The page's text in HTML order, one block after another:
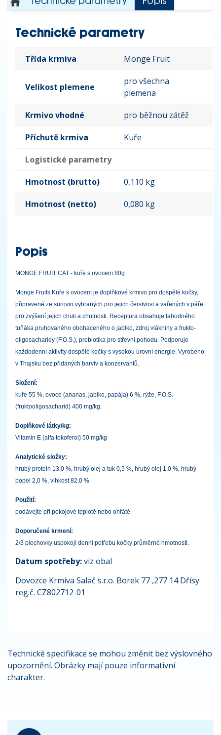
Technické parametry
Třída krmiva Monge Fruit
Velikost plemene
pro všechna
plemena
Krmivo vhodné pro běžnou zátěž
Příchutě krmiva Kuře
Logistické parametry
Hmotnost (brutto) 0,110 kg
Hmotnost (netto) 0,080 kg
Popis
MONGE FRUIT CAT - kuře s ovocem 80g
Monge Fruits Kuře s ovocem je doplňkové krmivo pro dospělé kočky,
připravené ze surovin vybraných pro jejich čerstvost a vařených v páře
pro zvýšení jejich chuti a chutnosti. Receptura obsahuje lahodného
tuňáka pruhovaného obohaceného o jablko, zdroj vlákniny a frukto-
oligosacharidy (F.O.S.), prebiotika pro střevní pohodu. Podporuje
každodenní aktivity dospělé kočky s vysokou úrovní energie. Vyrobeno
v Thajsku bez přidaných barviv a konzervantů.
Složení:
kuře 55 %, ovoce (ananas, jablko, papája) 6 %, rýže, F.O.S.
(fruktooligosacharid) 400 mg/kg.
Doplňkové látky/kg:
Vitamin E (alfa tokoferol) 50 mg/kg
Analytické složky:
hrubý protein 13,0 %, hrubý olej a tuk 0,5 %, hrubý olej 1,0 %, hrubý
popel 2,0 %, vlhkost 82,0 %
Použití:
podávejte při pokojové teplotě nebo ohřáté.
Doporučené krmení:
2/3 plechovky uspokojí denní potřebu kočky průměrné hmotnosti.
Datum spotřeby:viz obal
Dovozce Krmiva Salač s.r.o. Borek 77 ,277 14 Dřísy
reg.č. CZ802712-01
Technické specifikace se mohou změnit bez výslovného
upozornění. Obrázky mají pouze informativní
charakter.